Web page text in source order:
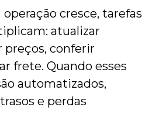
cresce, tarefas
atualizar
preços, conferir
frete. Quando esses
automatizados,
e perdas